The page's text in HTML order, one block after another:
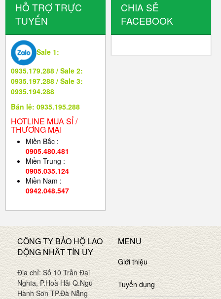
HỖ TRỢ TRỰC
TUYẾN
Sale 1:
0935.179.288 / Sale 2:
0935.197.288 / Sale 3:
0935.194.288
Bán lẻ: 0935.195.288
HOTLINE MUA SỈ /
THƯƠNG MẠI
Miền Bắc :
0905.480.481
Miền Trung :
0905.035.124
Miền Nam :
0942.048.547
CHIA SẺ
FACEBOOK
CÔNG TY BẢO HỘ LAO
ĐỘNG NHÂT TÍN UY
Địa chỉ: Số 10 Trần Đại
Nghĩa, P.Hoà Hải Q.Ngũ
Hành Sơn TP.Đà Nẵng
MENU
Giới thiệu
Tuyển dụng